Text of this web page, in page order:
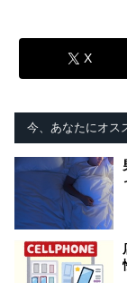
X
今、あなたにオス